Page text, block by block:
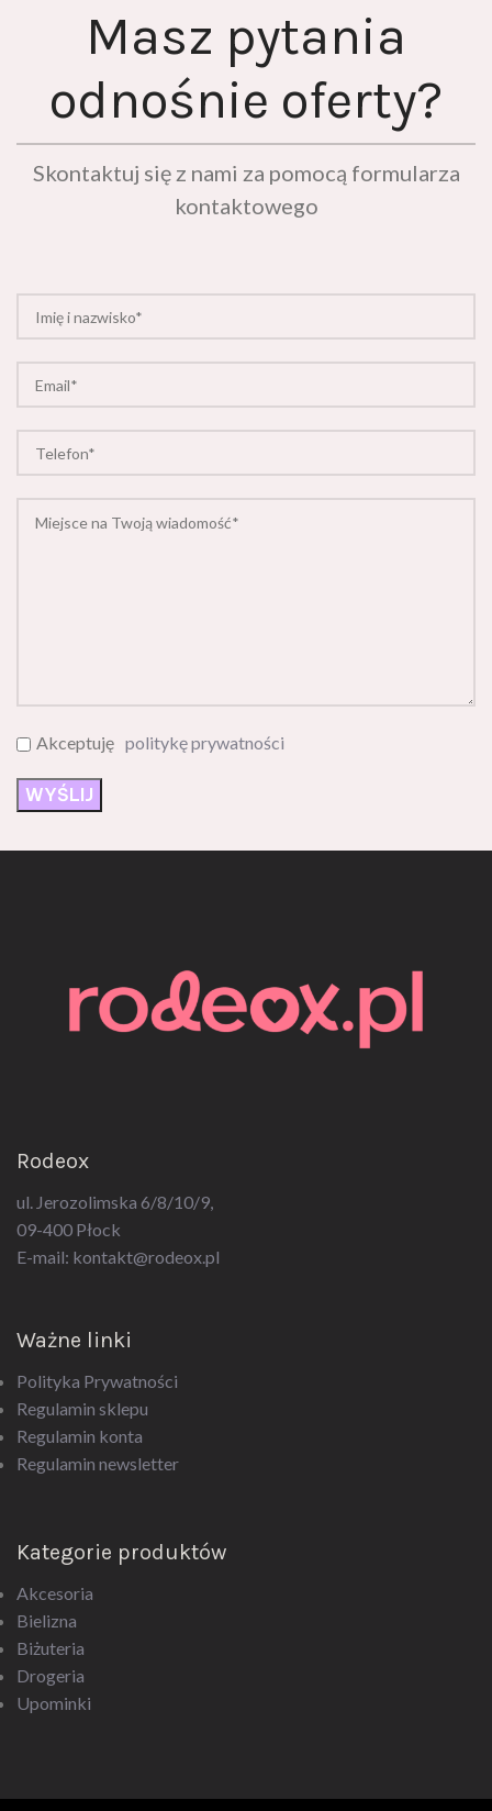
Masz pytania
odnośnie oferty?
Skontaktuj się z nami za pomocą formularza
kontaktowego
Akceptuję politykę prywatności
Rodeox
ul. Jerozolimska 6/8/10/9,
09-400 Płock
E-mail: kontakt@rodeox.pl
Ważne linki
Polityka Prywatności
Regulamin sklepu
Regulamin konta
Regulamin newsletter
Kategorie produktów
Akcesoria
Bielizna
Biżuteria
Drogeria
Upominki